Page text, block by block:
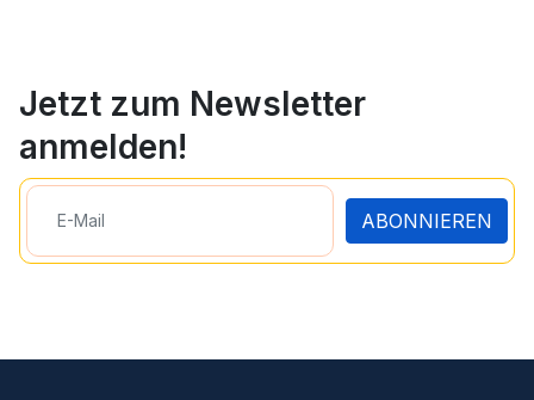
Jetzt zum Newsletter
anmelden!
ABONNIEREN